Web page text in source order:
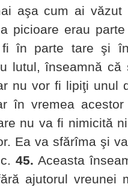
aşa cum ai
picioare erau
în parte tare şi
lutul, înseamnă
nu vor fi lipiţi unul
în vremea
nu va fi nimicită
Ea va sfărîma şi
45. Aceasta
ajutorul vreunei